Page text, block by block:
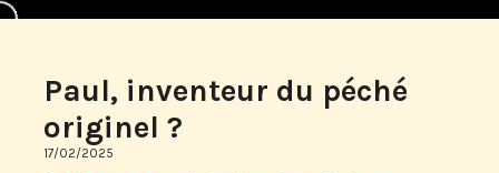
Paul, inventeur du péché
originel ?
17/02/2025